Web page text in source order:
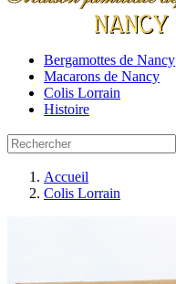
Bergamottes de Nancy
Macarons de Nancy
Colis Lorrain
Histoire
Accueil
Colis Lorrain